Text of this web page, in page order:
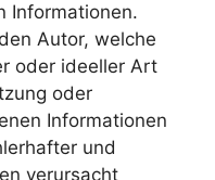
Informationen.
Autor, welche
oder ideeller Art
oder
Informationen
und
verursacht